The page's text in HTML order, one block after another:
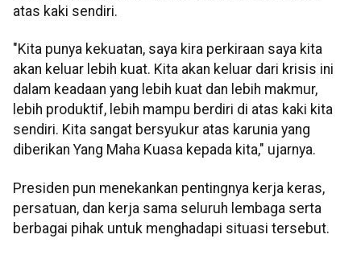
atas kaki sendiri.
"Kita punya kekuatan, saya kira perkiraan saya kita
akan keluar lebih kuat. Kita akan keluar dari krisis ini
dalam keadaan yang lebih kuat dan lebih makmur,
lebih produktif, lebih mampu berdiri di atas kaki kita
sendiri. Kita sangat bersyukur atas karunia yang
diberikan Yang Maha Kuasa kepada kita," ujarnya.
Presiden pun menekankan pentingnya kerja keras,
persatuan, dan kerja sama seluruh lembaga serta
berbagai pihak untuk menghadapi situasi tersebut.